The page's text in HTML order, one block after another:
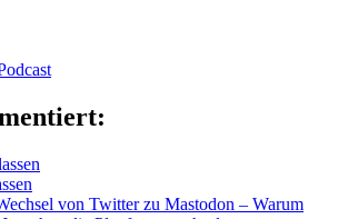
von Twitter zu Mastodon – Warum